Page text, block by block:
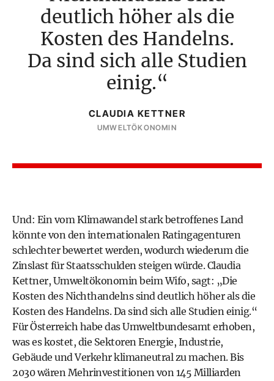
deutlich höher als die
Kosten des Handelns.
Da sind sich alle Studien
einig.
CLAUDIA KETTNER
UMWELTÖKONOMIN
Und: Ein vom Klimawandel stark betroffenes Land
könnte von den internationalen Ratingagenturen
schlechter bewertet werden, wodurch wiederum die
Zinslast für Staatsschulden steigen würde. Claudia
Kettner, Umweltökonomin beim Wifo, sagt: „Die
Kosten des Nichthandelns sind deutlich höher als die
Kosten des Handelns. Da sind sich alle Studien einig.“
Für Österreich habe das Umweltbundesamt erhoben,
was es kostet, die Sektoren Energie, Industrie,
Gebäude und Verkehr klimaneutral zu machen. Bis
2030 wären Mehrinvestitionen von 145 Milliarden